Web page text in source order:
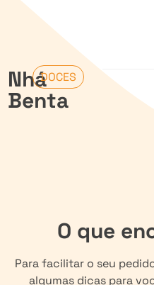
Nhá
Benta
DOCES
O que
Para facilitar o seu
algumas dicas para